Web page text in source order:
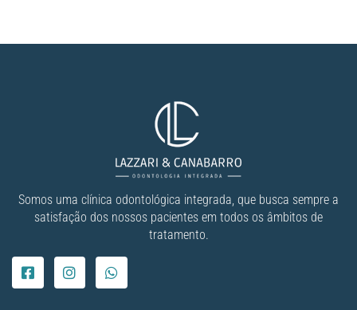
Somos uma clínica odontológica integrada, que busca sempre a
satisfação dos nossos pacientes em todos os âmbitos de
tratamento.